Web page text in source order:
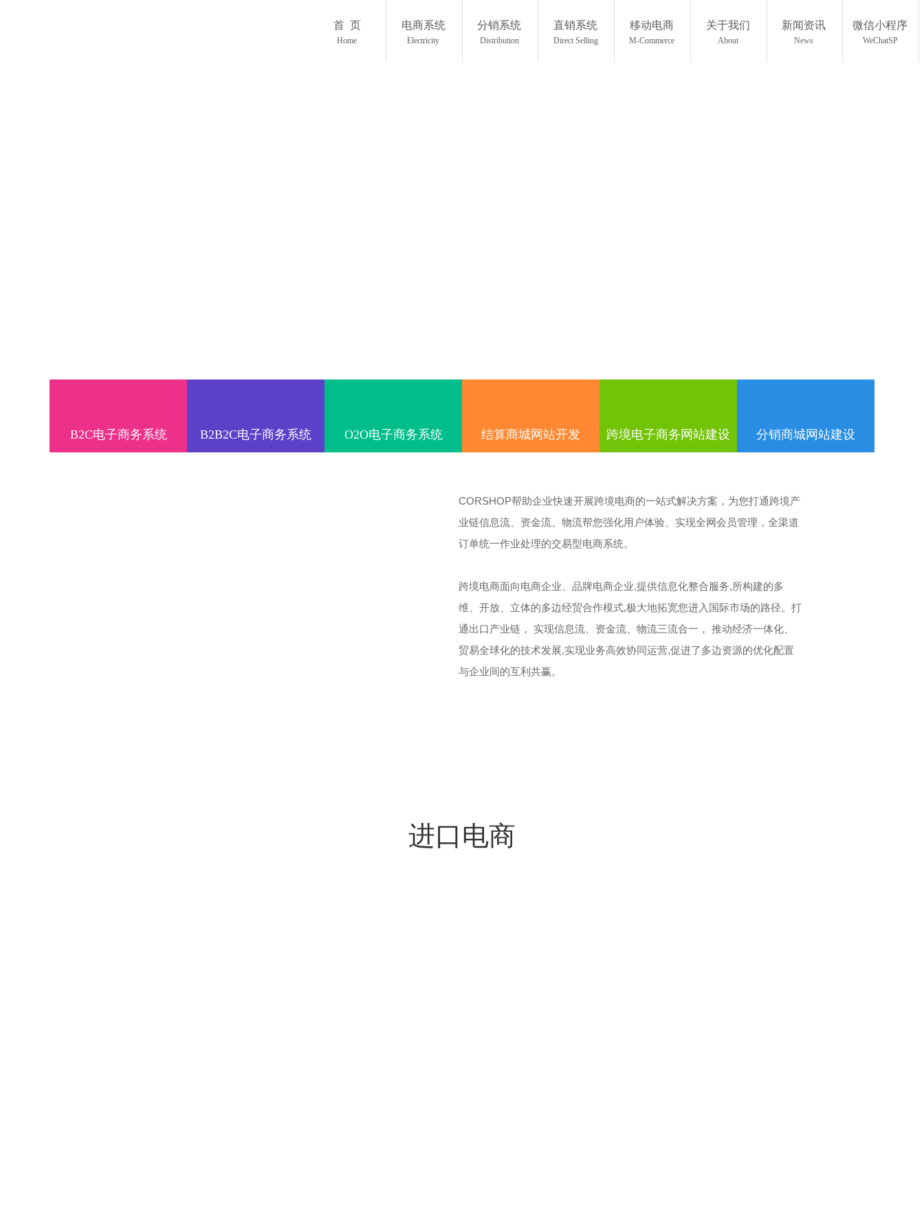
首 页
Home
电商系统
Electricity
分销系统
Distribution
直销系统
Direct Selling
移动电商
M-Commerce
关于我们
About
新闻资讯
News
微信小程序
WeChatSP
B2C电子商务系统 B2B2C电子商务系统 O2O电子商务系统 结算商城网站开发 跨境电子商务网站建设 分销商城网站建设
CORSHOP帮助企业快速开展跨境电商的一站式解决方案，为您打通跨境产
业链信息流、资金流、物流帮您强化用户体验、实现全网会员管理，全渠道
订单统一作业处理的交易型电商系统。
跨境电商面向电商企业、品牌电商企业,提供信息化整合服务,所构建的多
维、开放、立体的多边经贸合作模式,极大地拓宽您进入国际市场的路径。打
通出口产业链， 实现信息流、资金流、物流三流合一， 推动经济一体化、
贸易全球化的技术发展,实现业务高效协同运营,促进了多边资源的优化配置
与企业间的互利共赢。
进口电商